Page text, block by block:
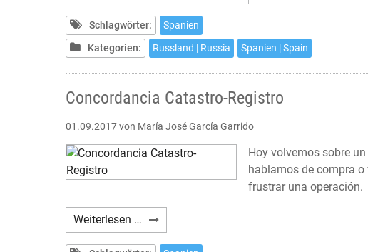
между
Schlagwörter:
Spanien
Kategorien:
Russland | Russia Spanien | Spain
Concordancia Catastro-Registro
01.09.2017von María José García Garrido
Hoy volvemos sobre
hablamos de compra o
frustrar una operación.
Weiterlesen … Concordancia
Catastro-